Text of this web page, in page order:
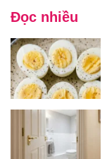
Đọc nhiều